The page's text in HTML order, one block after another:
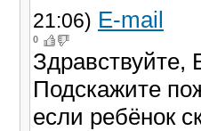
21:06) E-mail
0
Здравствуйте,
Подскажите
если ребёнок